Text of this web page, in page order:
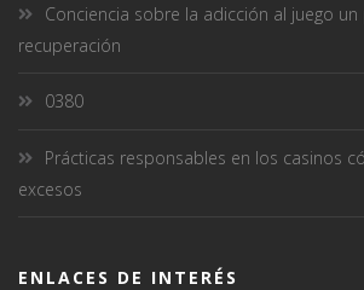
Conciencia sobre la adicción al juego
recuperación
0380
Prácticas responsables en los casinos
excesos
ENLACES DE INTERÉS